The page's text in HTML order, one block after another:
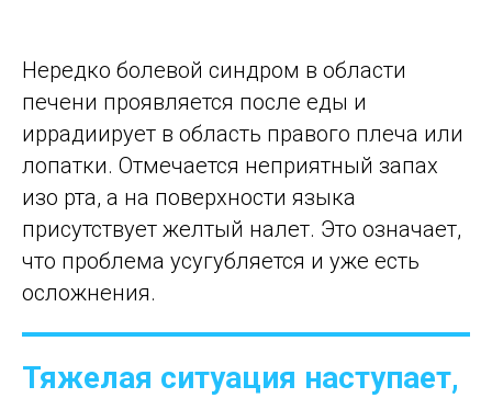
Нередко болевой синдром в области
печени проявляется после еды и
иррадиирует в область правого плеча или
лопатки. Отмечается неприятный запах
изо рта, а на поверхности языка
присутствует желтый налет. Это означает,
что проблема усугубляется и уже есть
осложнения.
Тяжелая ситуация наступает,